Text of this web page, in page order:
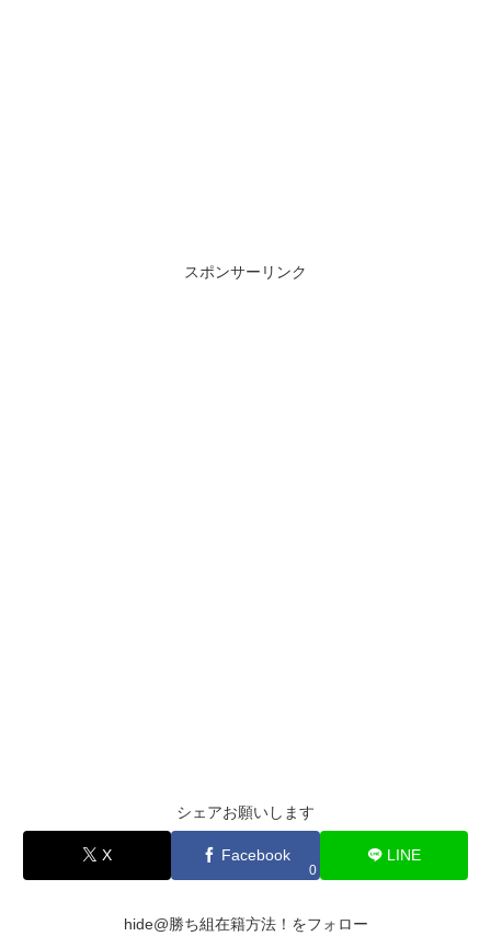
スポンサーリンク
シェアお願いします
X Facebook
0
LINE
hide@勝ち組在籍方法！をフォロー